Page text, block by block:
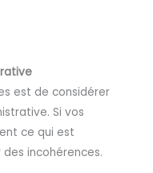
est de considérer
Si vos
ce qui est
incohérences.